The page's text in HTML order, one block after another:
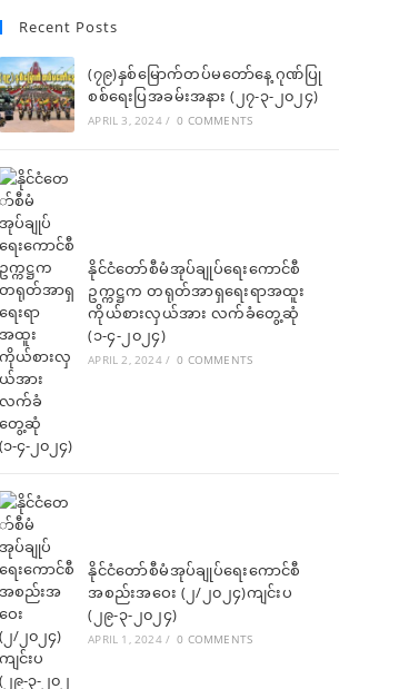
tab
tab
a
new
tab
new
tab
new
tab
Recent Posts
(၇၉)နှစ်မြောက်တပ်မတော်နေ့ ဂုဏ်ပြု
စစ်ရေးပြအခမ်းအနား (၂၇-၃-၂၀၂၄)
APRIL 3, 2024 / 0 COMMENTS
နိုင်ငံတော်စီမံအုပ်ချုပ်ရေးကောင်စီ
ဥက္ကဋ္ဌက တရုတ်အာရှရေးရာအထူး
ကိုယ်စားလှယ်အား လက်ခံတွေ့ဆုံ
(၁-၄-၂၀၂၄)
APRIL 2, 2024 / 0 COMMENTS
နိုင်ငံတော်စီမံအုပ်ချုပ်ရေးကောင်စီ
အစည်းအဝေး (၂/၂၀၂၄)ကျင်းပ
(၂၉-၃-၂၀၂၄)
APRIL 1, 2024 / 0 COMMENTS